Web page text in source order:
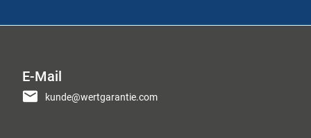
E-Mail
kunde@wertgarantie.com